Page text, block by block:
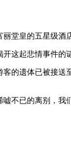
堂皇的五星级酒
这起悲情事件的
的遗体已被接送
不已的离别，我